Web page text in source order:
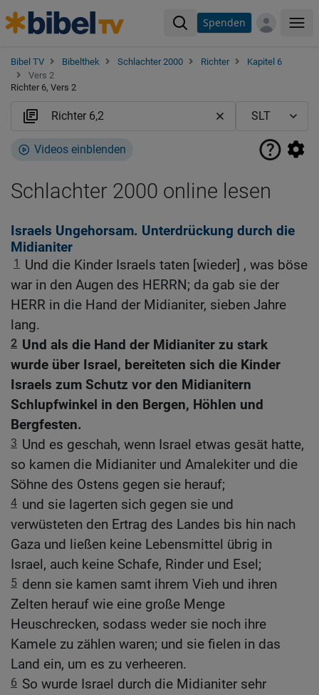
Spenden
Bibel TV Bibelthek Schlachter 2000 Richter
Kapitel 6
Vers 2
Richter 6, Vers 2
Videos einblenden
Schlachter 2000 online lesen
Israels Ungehorsam. Unterdrückung durch die
Midianiter
1
Und die Kinder Israels taten [wieder] , was böse
war in den Augen des HERRN; da gab sie der
HERR in die Hand der Midianiter, sieben Jahre
lang.
2 Und als die Hand der Midianiter zu stark
wurde über Israel, bereiteten sich die Kinder
Israels zum Schutz vor den Midianitern
Schlupfwinkel in den Bergen, Höhlen und
Bergfesten.
3 Und es geschah, wenn Israel etwas gesät hatte,
so kamen die Midianiter und Amalekiter und die
Söhne des Ostens gegen sie herauf;
4 und sie lagerten sich gegen sie und
verwüsteten den Ertrag des Landes bis hin nach
Gaza und ließen keine Lebensmittel übrig in
Israel, auch keine Schafe, Rinder und Esel;
5 denn sie kamen samt ihrem Vieh und ihren
Zelten herauf wie eine große Menge
Heuschrecken, sodass weder sie noch ihre
Kamele zu zählen waren; und sie fielen in das
Land ein, um es zu verheeren.
6 So wurde Israel durch die Midianiter sehr